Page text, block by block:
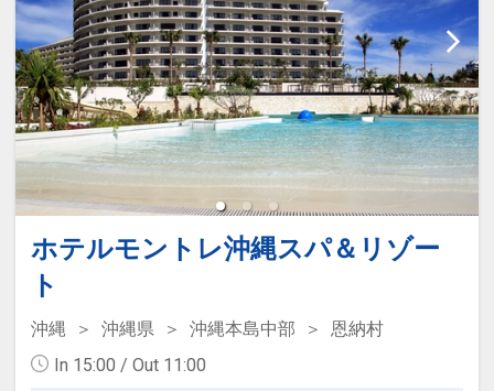
ーからお進みいただいた後表示される
「空室照会結果確認画面」でご確認くだ
さい。
ホテルポイント
●レンタルアメニティやお子様向けグッ
ズなど多様なサポートアイテムのご利用
ＯＫ（数量限定／一部有料）
ール：営業期間４月～１０月予定）
※早期申込期間を過ぎてからの変更（人
数の内訳・客室タイプ・食事条件・プラ
ン・氏名・人員・泊数の増減等の変更）
があった場合、早期申込割引は適用され
ません。
※他の割引との併用はできません。
※割引適用後のご旅行代金は、カレンダ
ーからお進みいただいた後表示される
「空室照会結果確認画面」でご確認くだ
割引がございます
ホテルモントレ沖縄スパ＆リゾー
ト
沖縄 沖縄県 沖縄本島中部
恩納村
In 15:00 / Out 11:00